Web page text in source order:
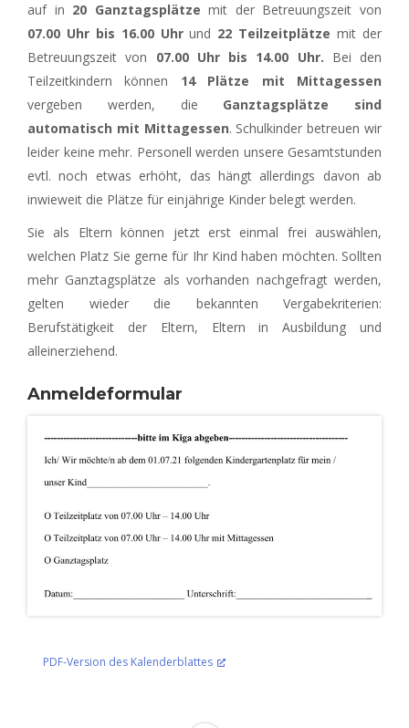
auf in 20 Ganztagsplätze mit der Betreuungszeit von
07.00 Uhr bis 16.00 Uhrund 22 Teilzeitplätze mit der
Betreuungszeit von 07.00 Uhr bis 14.00 Uhr. Bei den
Teilzeitkindern können 14 Plätze mit Mittagessen
vergeben werden, die Ganztagsplätze sind
automatisch mit Mittagessen. Schulkinder betreuen wir
leider keine mehr. Personell werden unsere Gesamtstunden
evtl. noch etwas erhöht, das hängt allerdings davon ab
inwieweit die Plätze für einjährige Kinder belegt werden.
Sie als Eltern können jetzt erst einmal frei auswählen,
welchen Platz Sie gerne für Ihr Kind haben möchten. Sollten
mehr Ganztagsplätze als vorhanden nachgefragt werden,
gelten wieder die bekannten Vergabekriterien:
Berufstätigkeit der Eltern, Eltern in Ausbildung und
alleinerziehend.
Anmeldeformular
PDF-Version des Kalenderblattes